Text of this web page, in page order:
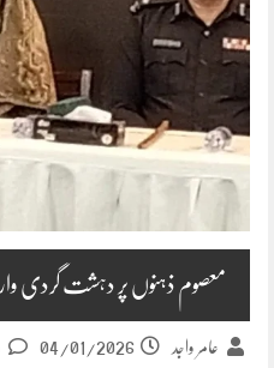
معصوم ذہنوں پر دہشت گردی وار
عامر واجد 04/01/2026